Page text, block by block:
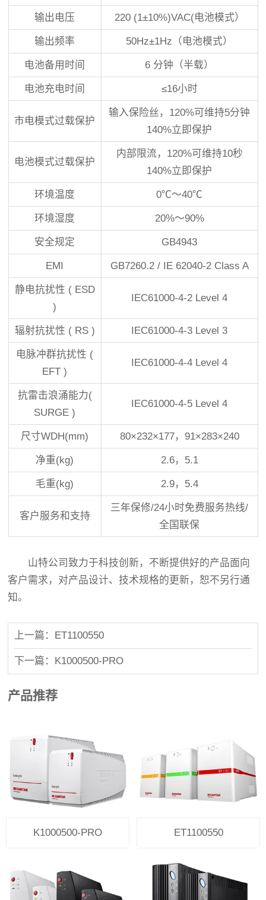
输出电压 220 (1±10%)VAC(电池模式）
输出频率 50Hz±1Hz（电池模式）
电池备用时间 6 分钟（半载）
电池充电时间 ≤16小时
市电模式过载保护
输入保险丝，120%可维持5分钟
140%立即保护
电池模式过载保护
内部限流，120%可维持10秒
140%立即保护
环境温度 0℃～40℃
环境湿度 20%～90%
安全规定 GB4943
EMI GB7260.2 / IE 62040-2 Class A
静电抗扰性 ( ESD
)
IEC61000-4-2 Level 4
辐射抗扰性 ( RS ) IEC61000-4-3 Level 3
电脉冲群抗扰性 (
EFT )
IEC61000-4-4 Level 4
抗雷击浪涌能力(
SURGE )
IEC61000-4-5 Level 4
尺寸WDH(mm) 80×232×177，91×283×240
净重(kg) 2.6，5.1
毛重(kg) 2.9，5.4
客户服务和支持
三年保修/24小时免费服务热线/
全国联保
山特公司致力于科技创新，不断提供好的产品面向
客户需求，对产品设计、技术规格的更新，恕不另行通
知。
上一篇：ET1100550
下一篇：K1000500-PRO
产品推荐
K1000500-PRO ET1100550